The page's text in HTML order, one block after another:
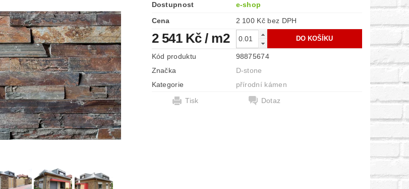
Dostupnost
e-shop
Cena
2 100 Kč bez DPH
2 541 Kč/ m2
Kód produktu
98875674
Značka
D-stone
Kategorie
přírodní kámen
Tisk
Dotaz